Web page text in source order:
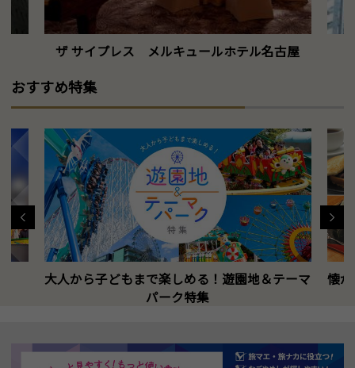
ザ サイプレス メルキュールホテル名古屋
おすすめ特集
大人から子どもまで楽しめる！遊園地＆テーマ
パーク特集
懐